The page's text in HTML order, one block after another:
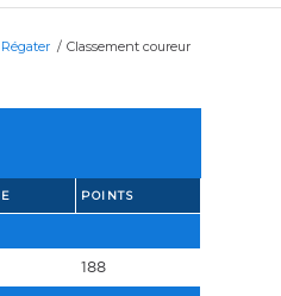
Régater / Classement coureur
POINTS
188